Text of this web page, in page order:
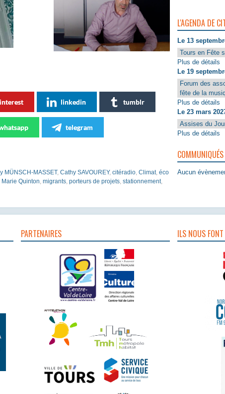
linkedin tumblr
telegram
MÜNSCH-MASSET, Cathy SAVOUREY, citéradio, Climat, éco
Marie Quinton, migrants, porteurs de projets, stationnement,
L'AGENDA DE
Le 13
Tours en Fête
Plus de détails
Le 19
Forum des
fête de la
Plus de détails
Le 23 mars
Assises du
Plus de détails
Aucun
PARTENAIRES ILS NOUS